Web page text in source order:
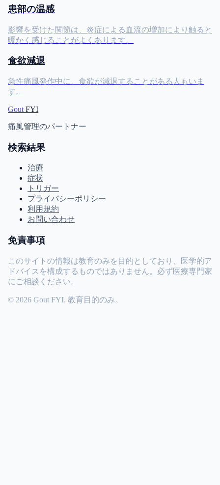
患部の温感
影響を受けた関節は、炎症による血流の増加により触ると
暖かく感じることがよくあります。
食欲減退
急性痛風発作中に、食欲が減退することがある人もいま
す。
Gout FYI
痛風管理のパートナー
検索結果
治療
症状
トリガー
プライバシーポリシー
利用規約
お問い合わせ
免責事項
このサイトの情報は教育のみを目的としており、医学的ア
ドバイスを構成するものではありません。必ず医療専門家
にご相談ください。
© 2026 Gout FYI. 教育目的のみ。